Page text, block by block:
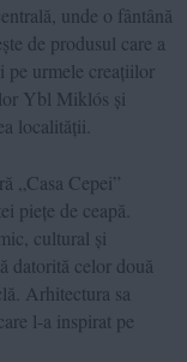
unde o fântână
de produsul care a
pe urmele creațiilor
Ybl Miklós și
localității.
„Casa Cepei”
piețe de ceapă.
cultural și
datorită celor două
Arhitectura sa
l-a inspirat pe